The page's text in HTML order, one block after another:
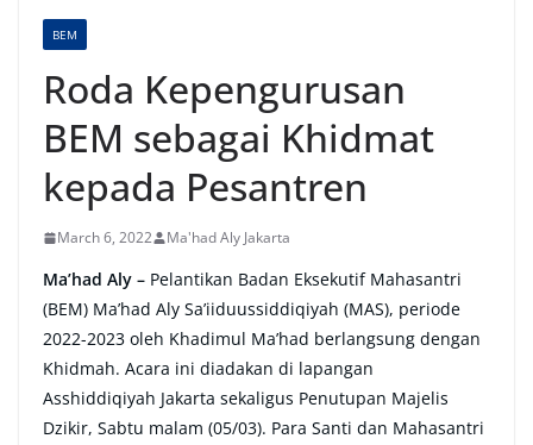
BEM
Roda Kepengurusan
BEM sebagai Khidmat
kepada Pesantren
March 6, 2022 Ma'had Aly Jakarta
Ma’had Aly – Pelantikan Badan Eksekutif Mahasantri
(BEM) Ma’had Aly Sa’iiduussiddiqiyah (MAS), periode
2022-2023 oleh Khadimul Ma’had berlangsung dengan
Khidmah. Acara ini diadakan di lapangan
Asshiddiqiyah Jakarta sekaligus Penutupan Majelis
Dzikir, Sabtu malam (05/03). Para Santi dan Mahasantri